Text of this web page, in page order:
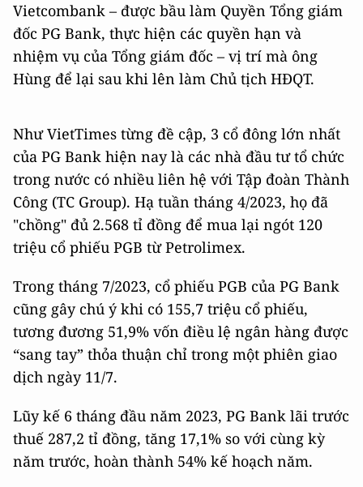
Vietcombank – được bầu làm Quyền Tổng giám
đốc PG Bank, thực hiện các quyền hạn và
nhiệm vụ của Tổng giám đốc – vị trí mà ông
Hùng để lại sau khi lên làm Chủ tịch HĐQT.
Như VietTimes từng đề cập, 3 cổ đông lớn nhất
của PG Bank hiện nay là các nhà đầu tư tổ chức
trong nước có nhiều liên hệ với Tập đoàn Thành
Công (TC Group). Hạ tuần tháng 4/2023, họ đã
"chồng" đủ 2.568 tỉ đồng để mua lại ngót 120
triệu cổ phiếu PGB từ Petrolimex.
Trong tháng 7/2023, cổ phiếu PGB của PG Bank
cũng gây chú ý khi có 155,7 triệu cổ phiếu,
tương đương 51,9% vốn điều lệ ngân hàng được
“sang tay” thỏa thuận chỉ trong một phiên giao
dịch ngày 11/7.
Lũy kế 6 tháng đầu năm 2023, PG Bank lãi trước
thuế 287,2 tỉ đồng, tăng 17,1% so với cùng kỳ
năm trước, hoàn thành 54% kế hoạch năm.